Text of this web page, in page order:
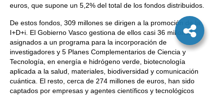
euros, que supone un 5,2% del total de los fondos distribuidos.
De estos fondos, 309 millones se dirigen a la promoción de la
I+D+i. El Gobierno Vasco gestiona de ellos casi 36 millones,
asignados a un programa para la incorporación de
investigadores y 5 Planes Complementarios de Ciencia y
Tecnología, en energía e hidrógeno verde, biotecnología
aplicada a la salud, materiales, biodiversidad y comunicación
cuántica. El resto, cerca de 274 millones de euros, han sido
captados por empresas y agentes científicos y tecnológicos